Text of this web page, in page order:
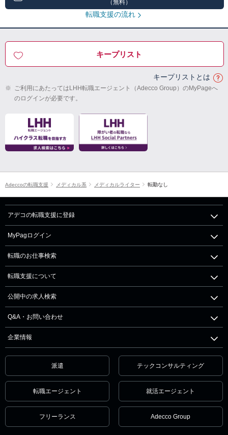
（無料）
転職支援の流れ
キープリスト
キープリストとは
※ ご利用にあたってはLHH転職エージェント（Adecco Group）のMyPageへ
のログインが必要です。
Adeccoの転職支援 メディカル系 メディカルライター 転勤なし
アデコの転職支援に登録
MyPagログイン
転職のお仕事検索
転職支援について
公開中の求人検索
Q&A・お問い合わせ
企業情報
派遣 テックコンサルティング
転職エージェント 就活エージェント
フリーランス Adecco Group